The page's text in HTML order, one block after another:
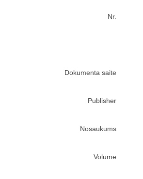
Nr.
Dokumenta saite
Publisher
Nosaukums
Volume